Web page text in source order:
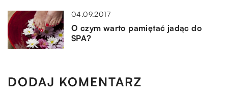
04.09.2017
O czym warto pamiętać jadąc do
SPA?
DODAJ KOMENTARZ